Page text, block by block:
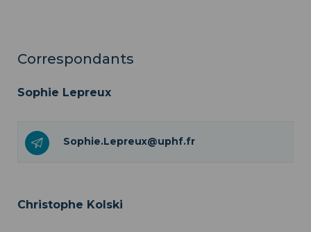
Correspondants
Sophie Lepreux
Sophie.Lepreux@uphf.fr
Christophe Kolski